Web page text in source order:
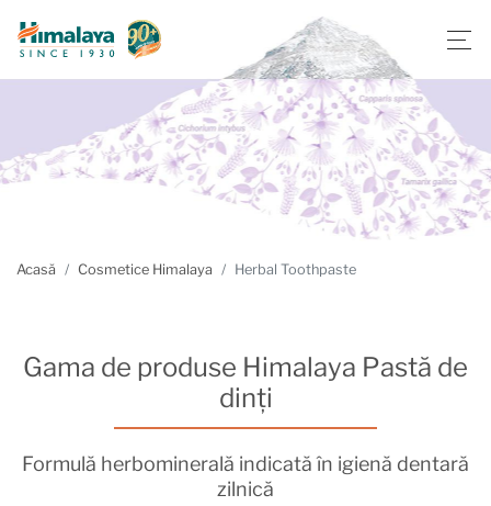
Acasă Cosmetice Himalaya Herbal Toothpaste
Gama de produse Himalaya Pastă de
dinți
Formulă herbominerală indicată în igienă dentară
zilnică